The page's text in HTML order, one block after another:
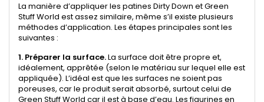
La manière d’appliquer les patines Dirty Down et Green
Stuff World est assez similaire, même s’il existe plusieurs
méthodes d’application. Les étapes principales sont les
suivantes :
1. Préparer la surface.La surface doit être propre et,
idéalement, apprêtée (selon le matériau sur lequel elle est
appliquée). L’idéal est que les surfaces ne soient pas
poreuses, car le produit serait absorbé, surtout celui de
Green Stuff World car il est à base d’eau. Les figurines en